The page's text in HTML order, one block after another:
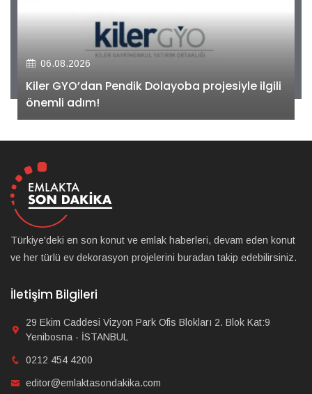
06.08.2026
Kiler GYO’dan Pendik Dolayoba projesiyle ilgili
önemli adım!
Türkiye'deki en son konut ve emlak haberleri, devam eden konut
ve her türlü ev dekorasyon projelerini buradan takip edebilirsiniz.
İletişim Bilgileri
29 Ekim Caddesi Vizyon Park Ofis Blokları 2. Blok Kat:9
Yenibosna - İSTANBUL
0212 454 4200
editor@emlaktasondakika.com